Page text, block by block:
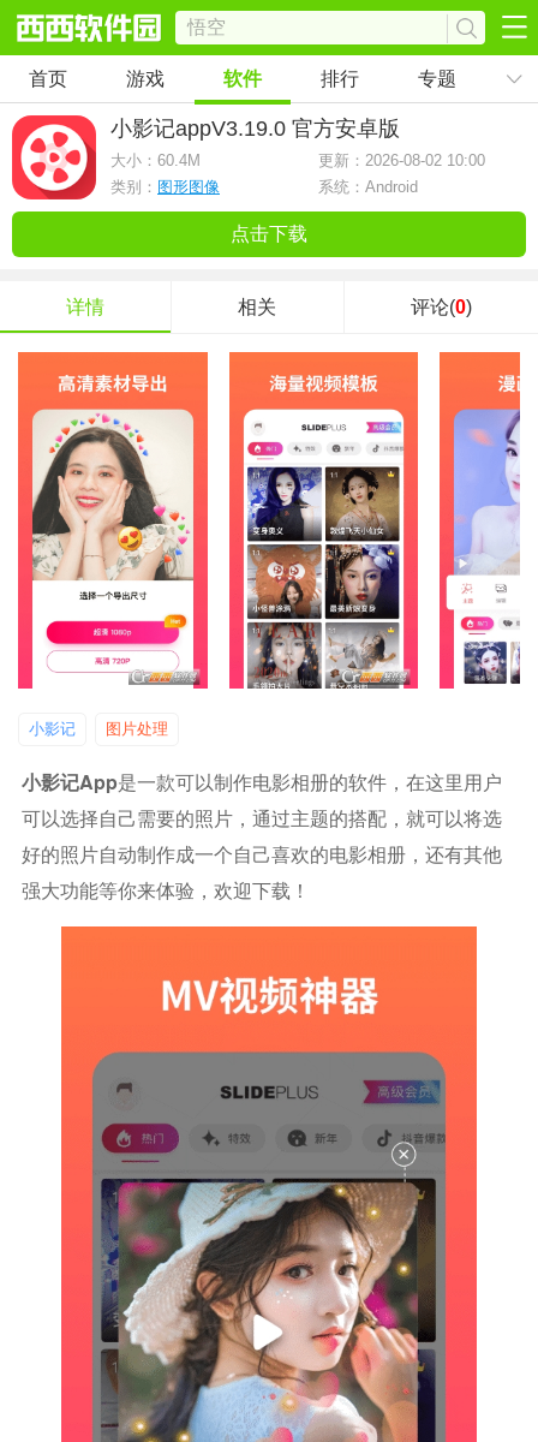
首页 游戏 软件 排行 专题
小影记app V3.19.0 官方安卓版
大小： 60.4M
更新：2026-08-02 10:00
类别： 图形图像 系统：Android
点击下载
详情 相关 评论(0)
小影记 图片处理
小影记app是一款可以制作电影相册的软件，在这里用户
可以选择自己需要的照片，通过主题的搭配，就可以将选
好的照片自动制作成一个自己喜欢的电影相册，还有其他
强大功能等你来体验，欢迎下载！